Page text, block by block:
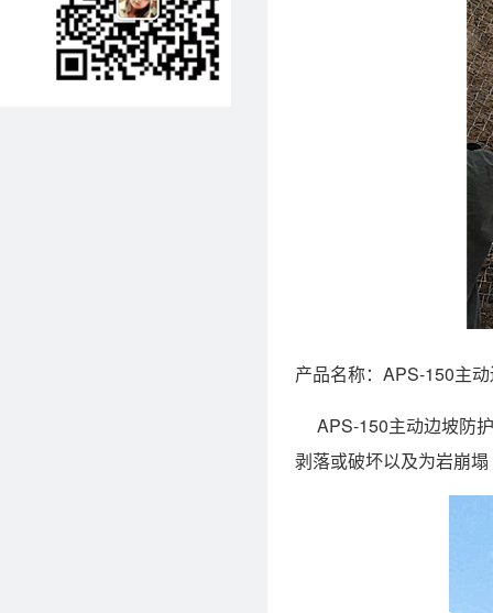
产品名称：APS-150主
APS-150主动边坡防
剥落或破坏以及为岩崩